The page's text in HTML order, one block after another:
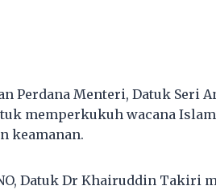
Perdana Menteri, Datuk Seri
memperkukuh wacana
keamanan.
Datuk Dr Khairuddin Takiri